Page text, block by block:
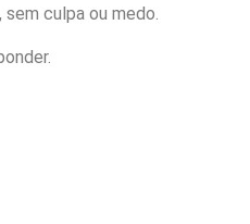
culpa ou medo.